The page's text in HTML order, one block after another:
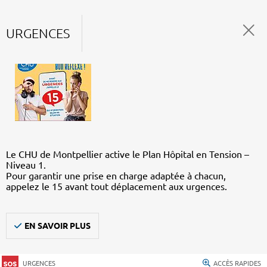
URGENCES
Le CHU de Montpellier active le Plan Hôpital en Tension –
Niveau 1.
Pour garantir une prise en charge adaptée à chacun,
appelez le 15 avant tout déplacement aux urgences.
EN SAVOIR PLUS
URGENCES ACCÈS RAPIDES